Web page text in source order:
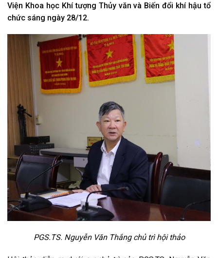
Viện Khoa học Khí tượng Thủy văn và Biến đổi khí hậu tổ
chức sáng ngày 28/12.
PGS.TS. Nguyễn Văn Thắng chủ trì hội thảo